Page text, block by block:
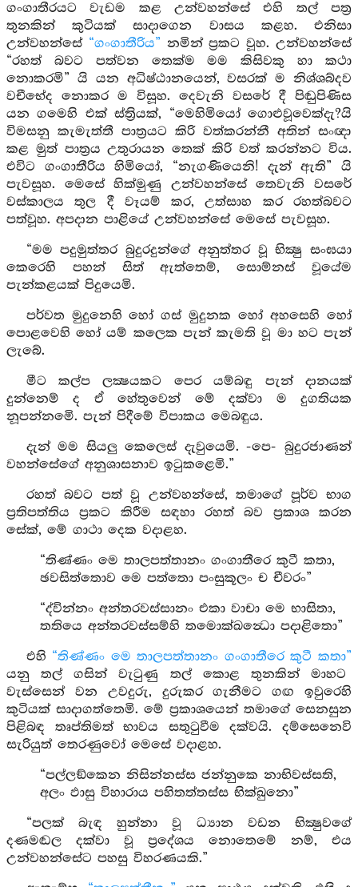
ගංගාතීරයට වැඩම කළ උන්වහන්සේ එහි තල් පත්‍ර
තුනකින් කුටියක් සාදාගෙන වාසය කළහ. එනිසා
උන්වහන්සේ “ගංගාතීරිය” නමින් ප්‍රකට වූහ. උන්වහන්සේ
“රහත් බවට පත්වන තෙක්ම මම කිසිවකු හා කථා
නොකරමි” යි යන අධිෂ්ඨානයෙන්, වසරක් ම නිශ්ශබ්දව
වචීභේද නොකර ම විසූහ. දෙවැනි වසරේ දී පිඬුපිණිස
යන ගමෙහි එක් ස්ත්‍රියක්, “මෙහිමියෝ ගොළුවූවෙක්දැ?යි
විමසනු කැමැත්තී පාත්‍රයට කිරි වත්කරන්නී අතින් සංඥා
කළ මුත් පාත්‍රය උතුරායන තෙක් කිරි වත් කරන්නට විය.
එවිට ගංගාතීරිය හිමියෝ, “නැගණියෙනි! දැන් ඇති” යි
පැවසූහ. මෙසේ හික්මුණු උන්වහන්සේ තෙවැනි වසරේ
වස්කාලය තුල දී වෑයම් කර, උත්සාහ කර රහත්බවට
පත්වූහ. අපදාන පාළියේ උන්වහන්සේ මෙසේ පැවසූහ.
“මම පදුමුත්තර බුදුරදුන්ගේ අනුත්තර වූ භික්‍ෂු සංඝයා
කෙරෙහි පහන් සිත් ඇත්තෙම්, සොම්නස් වූයේම
පැන්කළයක් පිදුයෙමි.
පර්වත මුදුනෙහි හෝ ගස් මුදුනක හෝ අහසෙහි හෝ
පොළවෙහි හෝ යම් කලෙක පැන් කැමති වූ මා හට පැන්
ලැබේ.
මීට කල්ප ලක්‍ෂයකට පෙර යම්බඳු පැන් දානයක්
දුන්නෙම් ද ඒ හේතුවෙන් මේ දක්වා ම දුගතියක
නූපන්නමෙි. පැන් පිදීමේ විපාකය මෙබඳුය.
දැන් මම සියලු කෙලෙස් දැවුයෙමි. -පෙ- බුදුරජාණන්
වහන්සේගේ අනුශාසනාව ඉටුකළෙමි.”
රහත් බවට පත් වූ උන්වහන්සේ, තමාගේ පූර්ව භාග
ප්‍රතිපත්තිය ප්‍රකට කිරීම සඳහා රහත් බව ප්‍රකාශ කරන
සේක්, මේ ගාථා දෙක වදාළහ.
“තිණ්ණං මෙ තාලපත්තානං ගංගාතීරෙ කුටී කතා,
ඡවසිත්තොව මෙ පත්තො පංසුකූලං ච චීවරං”
“ද්වින්නං අන්තරවස්සානං එකා වාචා මෙ භාසිතා,
තතියෙ අන්තරවස්සම්හි තමොක්ඛන්‍ධො පදාළිතො”
එහි “තිණ්ණං මෙ තාලපත්තානං ගංගාතීරෙ කුටී කතා”
යනු තල් ගසින් වැටුණු තල් කොළ තුනකින් මාහට
වැස්සෙන් වන උවදුරු, දුරුකර ගැනීමට ගඟ ඉවුරෙහි
කුටියක් සාදාගත්තෙමි. මේ ප්‍රකාශයෙන් තමාගේ සෙනසුන
පිළිබඳ තෘප්තිමත් භාවය සතුටුවීම දක්වයි. දම්සෙනෙවි
සැරියුත් තෙරණුවෝ මෙසේ වදාළහ.
“පල්ලඞ්කෙන නිසින්නස්ස ජන්නුකෙ නාභිවස්සති,
අලං ඵාසු විහාරාය පහිතත්තස්ස භික්ඛුනො”
“පලක් බැඳ හුන්නා වූ ධ්‍යාන වඩන භික්‍ෂුවගේ
දණමඬල දක්වා වූ ප්‍රදේශය නොතෙමේ නම්, එය
උන්වහන්සේට පහසු විහරණයකි.”